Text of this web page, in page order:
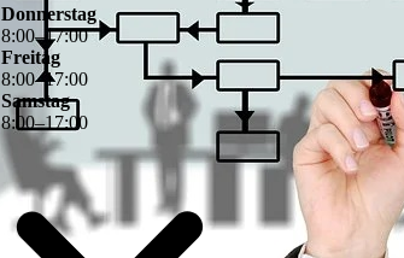
Donnerstag
8:00–17:00
Freitag
8:00–17:00
Samstag
8:00–17:00